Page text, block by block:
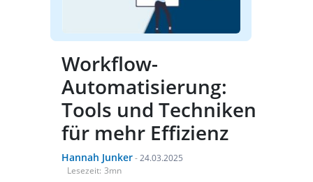
Workflow-
Automatisierung:
Tools und Techniken
für mehr Effizienz
Hannah Junker - 24.03.2025
Lesezeit: 3mn